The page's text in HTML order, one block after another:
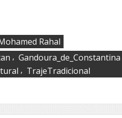
Rahal
, Gandoura_de_Constantina
, TrajeTradicional